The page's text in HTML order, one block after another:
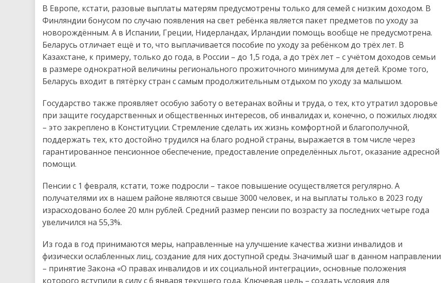
В Европе, кстати, разовые выплаты матерям предусмотрены только для семей с низким доходом. В
Финляндии бонусом по случаю появления на свет ребёнка является пакет предметов по уходу за
новорождённым. А в Испании, Греции, Нидерландах, Ирландии помощь вообще не предусмотрена.
Беларусь отличает ещё и то, что выплачивается пособие по уходу за ребёнком до трёх лет. В
Казахстане, к примеру, только до года, в России – до 1,5 года, а до трёх лет – с учётом доходов семьи
в размере однократной величины регионального прожиточного минимума для детей. Кроме того,
Беларусь входит в пятёрку стран с самым продолжительным отдыхом по уходу за малышом.
Государство также проявляет особую заботу о ветеранах войны и труда, о тех, кто утратил здоровье
при защите государственных и общественных интересов, об инвалидах и, конечно, о пожилых людях
– это закреплено в Конституции. Стремление сделать их жизнь комфортной и благополучной,
поддержать тех, кто достойно трудился на благо родной страны, выражается в том числе через
гарантированное пенсионное обеспечение, предоставление определённых льгот, оказание адресной
помощи.
Пенсии с 1 февраля, кстати, тоже подросли – такое повышение осуществляется регулярно. А
получателями их в нашем районе являются свыше 3000 человек, и на выплаты только в 2023 году
израсходовано более 20 млн рублей. Средний размер пенсии по возрасту за последних четыре года
увеличился на 55,3%.
Из года в год принимаются меры, направленные на улучшение качества жизни инвалидов и
физически ослабленных лиц, создание для них доступной среды. Значимый шаг в данном направлении
– принятие Закона «О правах инвалидов и их социальной интеграции», основные положения
которого вступили в силу с 6 января текущего года. Ключевая цель – создать условия для